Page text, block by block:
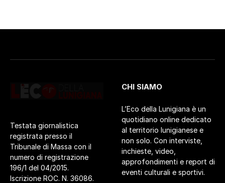
Testata giornalistica
registrata presso il
Tribunale di Massa con il
numero di registrazione
196/1 del 04/2015.
Iscrizione ROC. N. 36086.
CHI SIAMO
L’Eco della Lunigiana è un
quotidiano online dedicato
al territorio lunigianese e
non solo. Con interviste,
inchieste, video,
approfondimenti e report di
eventi culturali e sportivi.